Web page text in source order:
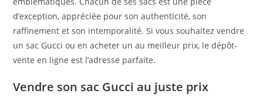
d’exception, appréciée pour son authenticité, son
raffinement et son intemporalité. Si vous souhaitez vendre
un sac Gucci ou en acheter un au meilleur prix, le dépôt-
vente en ligne est l’adresse parfaite.
Vendre son sac Gucci au juste prix